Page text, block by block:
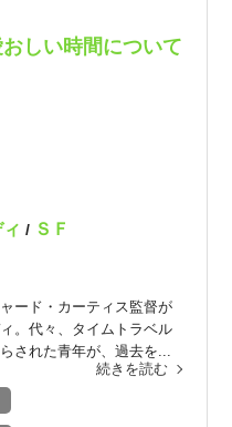
しい時間について
ィ/ ＳＦ
ード・カーティス監督が
。代々、タイムトラベル
された青年が、過去を...
続きを読む